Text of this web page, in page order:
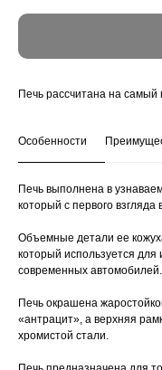
Печь рассчитана на
Особенности
Печь выполнена в
который с первого
Объемные детали ее
который используется для
современных автомобилей.
Печь окрашена
«антрацит», а верхняя
хромистой стали.